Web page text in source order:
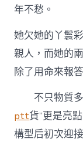
年不愁。
她欠她的丫鬟
親人，而她的
除了用命來報
不只物質
ptt貨”更是亮
構型后初次迎